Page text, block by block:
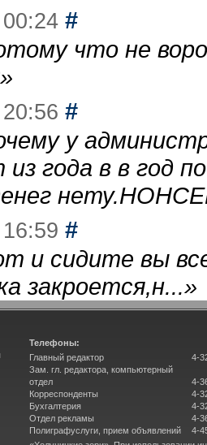
#
что не
»
#
у
года в в год
#
и сидите вы
закроется,н...»
Телефоны:
Главный редактор
Зам. гл. редактора, компьютерный
отдел
Корреспонденты
Бухгалтерия
Отдел рекламы
Полиграфуслуги, прием объявлений
4-
4-
4-
4-
4-
4-